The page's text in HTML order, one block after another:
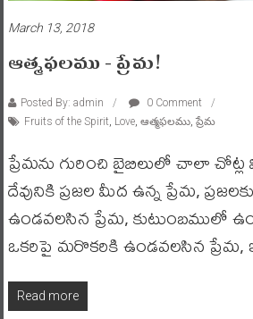
March 13, 2018
ఆత్మఫలము – ప్రేమ!
Posted By: admin
0 Comment
Fruits of the Spirit, Love, ఆత్మఫలము,ప్రేమ
ప్రేమను గురించి బైబిలులో చాలా
దేవునికి ప్రజల మీద ఉన్న ప్రేమ,
ఉండవలసిన ప్రేమ, కుటుంబములో
ఒకరిపై మరొకరికి ఉండవలసిన
Read more